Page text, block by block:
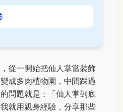
從一開始把仙人掌當裝飾
成多肉植物園，中間踩過
問題就是：「仙人掌到底
就用親身經驗，分享那些